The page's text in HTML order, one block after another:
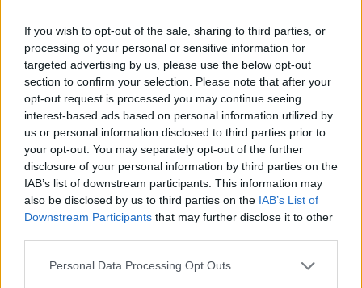
If you wish to opt-out of the sale, sharing to third parties, or
processing of your personal or sensitive information for
targeted advertising by us, please use the below opt-out
section to confirm your selection. Please note that after your
opt-out request is processed you may continue seeing
interest-based ads based on personal information utilized by
us or personal information disclosed to third parties prior to
your opt-out. You may separately opt-out of the further
disclosure of your personal information by third parties on the
IAB’s list of downstream participants. This information may
also be disclosed by us to third parties on the IAB’s List of
Downstream Participants that may further disclose it to other
Please note that this website/app uses one or more Google
Personal Data Processing Opt Outs
Νέο Audi A2 e-tron με
στόχο την κορυφή της
αποδοτικότητας
Η Chery επενδύει 75 εκατ.
δολάρια στην KG Mobility
Το FIAT 500 Hybrid τώρα από 18.990 ευρώ